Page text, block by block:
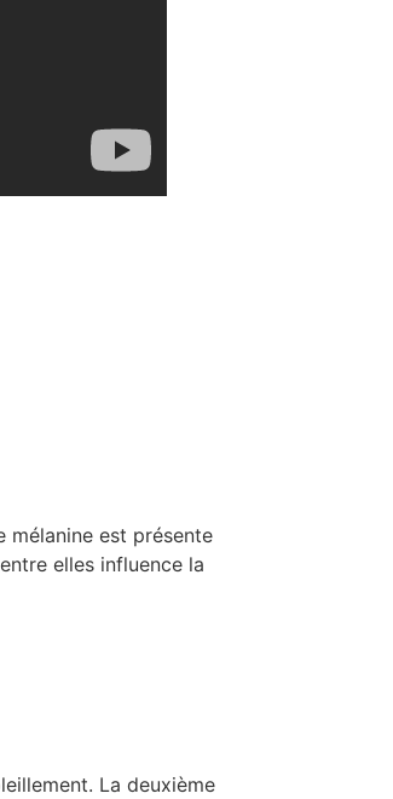
mélanine est présente
elles influence la
La deuxième